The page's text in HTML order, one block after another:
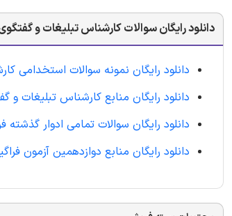
دانلود رایگان سوالات کارشناس تبلیغات و
دانلود رایگان نمونه سوالات استخدامی
دانلود رایگان منابع کارشناس تبلیغات و
دانلود رایگان سوالات تمامی ادوار گذشته
دانلود رایگان منابع دوازدهمین آزمون